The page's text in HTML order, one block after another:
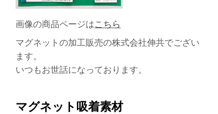
画像の商品ページはこちら
マグネットの加工販売の株式会社伸共でござい
ます。
いつもお世話になっております。
マグネット吸着素材